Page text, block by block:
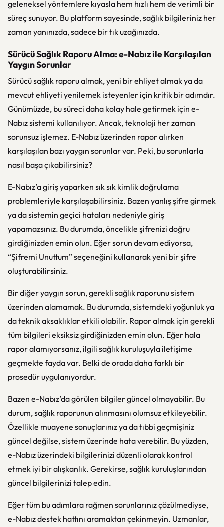
geleneksel yöntemlere kıyasla hem hızlı hem de verimli bir
süreç sunuyor. Bu platform sayesinde, sağlık bilgileriniz her
zaman yanınızda, sadece bir tık uzağınızda.
Sürücü Sağlık Raporu Alma: e-Nabız ile Karşılaşılan
Yaygın Sorunlar
Sürücü sağlık raporu almak, yeni bir ehliyet almak ya da
mevcut ehliyeti yenilemek isteyenler için kritik bir adımdır.
Günümüzde, bu süreci daha kolay hale getirmek için e-
Nabız sistemi kullanılıyor. Ancak, teknoloji her zaman
sorunsuz işlemez. E-Nabız üzerinden rapor alırken
karşılaşılan bazı yaygın sorunlar var. Peki, bu sorunlarla
nasıl başa çıkabilirsiniz?
E-Nabız’a giriş yaparken sık sık kimlik doğrulama
problemleriyle karşılaşabilirsiniz. Bazen yanlış şifre girmek
ya da sistemin geçici hataları nedeniyle giriş
yapamazsınız. Bu durumda, öncelikle şifrenizi doğru
girdiğinizden emin olun. Eğer sorun devam ediyorsa,
“Şifremi Unuttum” seçeneğini kullanarak yeni bir şifre
oluşturabilirsiniz.
Bir diğer yaygın sorun, gerekli sağlık raporunu sistem
üzerinden alamamak. Bu durumda, sistemdeki yoğunluk ya
da teknik aksaklıklar etkili olabilir. Rapor almak için gerekli
tüm bilgileri eksiksiz girdiğinizden emin olun. Eğer hala
rapor alamıyorsanız, ilgili sağlık kuruluşuyla iletişime
geçmekte fayda var. Belki de orada daha farklı bir
prosedür uygulanıyordur.
Bazen e-Nabız’da görülen bilgiler güncel olmayabilir. Bu
durum, sağlık raporunun alınmasını olumsuz etkileyebilir.
Özellikle muayene sonuçlarınız ya da tıbbi geçmişiniz
güncel değilse, sistem üzerinde hata verebilir. Bu yüzden,
e-Nabız üzerindeki bilgilerinizi düzenli olarak kontrol
etmek iyi bir alışkanlık. Gerekirse, sağlık kuruluşlarından
güncel bilgilerinizi talep edin.
Eğer tüm bu adımlara rağmen sorunlarınız çözülmediyse,
e-Nabız destek hattını aramaktan çekinmeyin. Uzmanlar,